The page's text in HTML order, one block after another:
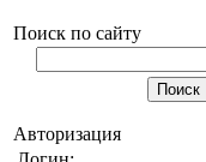
Поиск по сайту
Авторизация